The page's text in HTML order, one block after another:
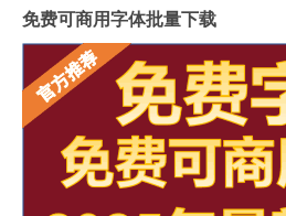
免费可商用字体批量下载